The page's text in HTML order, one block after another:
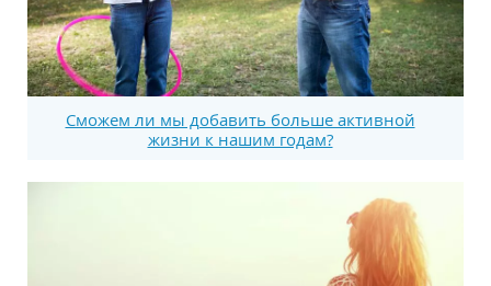
Сможем ли мы добавить больше активной
жизни к нашим годам?